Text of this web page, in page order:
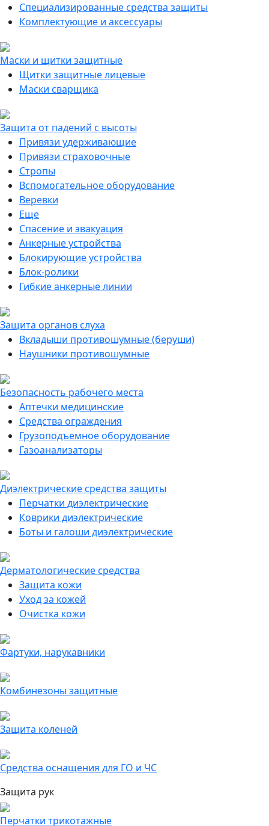
Специализированные средства защиты
Комплектующие и аксессуары
Маски и щитки защитные
Щитки защитные лицевые
Маски сварщика
Защита от падений с высоты
Привязи удерживающие
Привязи страховочные
Стропы
Вспомогательное оборудование
Веревки
Еще
Спасение и эвакуация
Анкерные устройства
Блокирующие устройства
Блок-ролики
Гибкие анкерные линии
Защита органов слуха
Вкладыши противошумные (беруши)
Наушники противошумные
Безопасность рабочего места
Аптечки медицинские
Средства ограждения
Грузоподъемное оборудование
Газоанализаторы
Диэлектрические средства защиты
Перчатки диэлектрические
Коврики диэлектрические
Боты и галоши диэлектрические
Дерматологические средства
Защита кожи
Уход за кожей
Очистка кожи
Фартуки, нарукавники
Комбинезоны защитные
Защита коленей
Средства оснащения для ГО и ЧС
Защита рук
Перчатки трикотажные